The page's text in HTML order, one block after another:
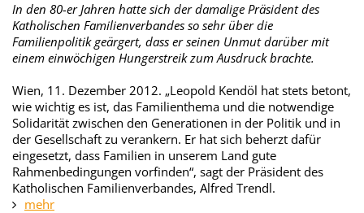
In den 80-er Jahren hatte sich der damalige Präsident des
Katholischen Familienverbandes so sehr über die
Familienpolitik geärgert, dass er seinen Unmut darüber mit
einem einwöchigen Hungerstreik zum Ausdruck brachte.
Wien, 11. Dezember 2012. „Leopold Kendöl hat stets betont,
wie wichtig es ist, das Familienthema und die notwendige
Solidarität zwischen den Generationen in der Politik und in
der Gesellschaft zu verankern. Er hat sich beherzt dafür
eingesetzt, dass Familien in unserem Land gute
Rahmenbedingungen vorfinden“, sagt der Präsident des
Katholischen Familienverbandes, Alfred Trendl.
mehr